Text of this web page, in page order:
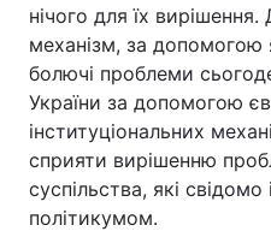
нічого для їх
механізм, за
болючі проблеми
України за допомогою
інституціональних
сприяти вирішенню
суспільства, які
політикумом.